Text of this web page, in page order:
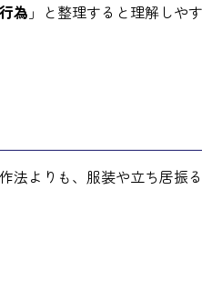
為 」と整理すると理解しや
法よりも、服装や立ち居振